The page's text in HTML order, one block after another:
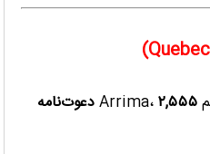
۲,۵۵۵ دعوت‌نامه